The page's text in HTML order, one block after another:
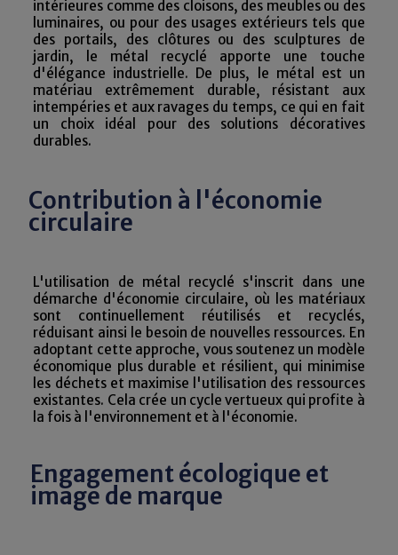
intérieures comme des cloisons, des meubles ou des
luminaires, ou pour des usages extérieurs tels que
des portails, des clôtures ou des sculptures de
jardin, le métal recyclé apporte une touche
d'élégance industrielle. De plus, le métal est un
matériau extrêmement durable, résistant aux
intempéries et aux ravages du temps, ce qui en fait
un choix idéal pour des solutions décoratives
durables.
Contribution à l'économie
circulaire
L'utilisation de métal recyclé s'inscrit dans une
démarche d'économie circulaire, où les matériaux
sont continuellement réutilisés et recyclés,
réduisant ainsi le besoin de nouvelles ressources. En
adoptant cette approche, vous soutenez un modèle
économique plus durable et résilient, qui minimise
les déchets et maximise l'utilisation des ressources
existantes. Cela crée un cycle vertueux qui profite à
la fois à l'environnement et à l'économie.
Engagement écologique et
image de marque